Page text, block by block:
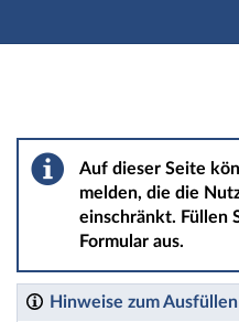
Barriere melden
Auf dieser Seite
melden, die die
einschränkt. Füllen
Formular aus.
Hinweise zum